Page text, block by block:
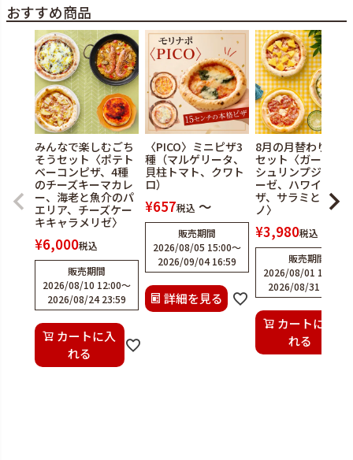
おすすめ商品
みんなで楽しむごち
そうセット〈ポテト
ベーコンピザ、4種
のチーズキーマカレ
ー、海老と魚介のパ
エリア、チーズケー
キキャラメリゼ〉
¥6,000税込
販売期間
2026/08/10 12:00〜
2026/08/24 23:59
カートに入
れる
〈PICO〉ミニピザ3
種（マルゲリータ、
貝柱トマト、クワト
ロ）
¥657税込 〜
販売期間
2026/08/05 15:00〜
2026/09/04 16:59
詳細を見る
8月の月替わりピザ
セット〈ガーリッ
シュリンプジェノ
ーゼ、ハワイアンピ
ザ、サラミとオレガ
ノ〉
¥3,980税込
販売期間
2026/08/01 12:00
2026/08/31 23:59
カートに入
れる